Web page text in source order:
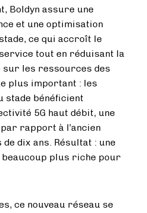
Boldyn assure une
et une optimisation
ce qui accroît le
tout en réduisant la
les ressources des
plus important : les
stade bénéficient
5G haut débit, une
rapport à l’ancien
dix ans. Résultat : une
plus riche pour
ce nouveau réseau se